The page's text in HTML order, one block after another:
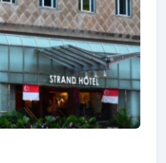
tawarkan dengan
Hotel sebagai